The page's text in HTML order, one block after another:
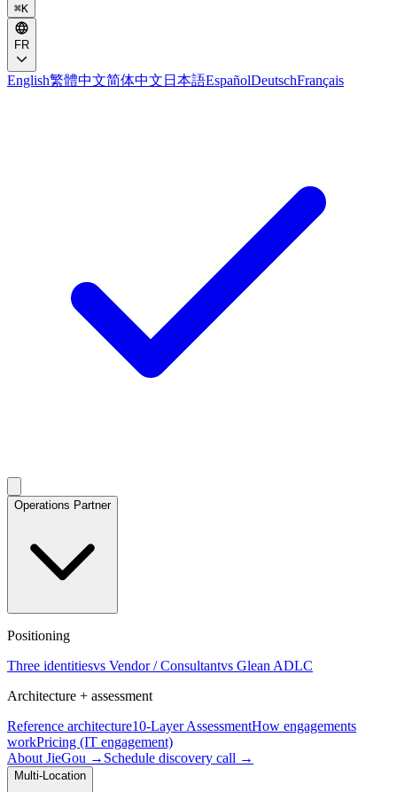
⌘K
FR
English繁體中文简体中文 日本語EspañolDeutschFrançais
Operations Partner
Positioning
Three identitiesvs Vendor / Consultantvs Glean ADLC
Architecture + assessment
Reference architecture10-Layer AssessmentHow engagements
workPricing (IT engagement)
About JieGou → Schedule discovery call →
Multi-Location